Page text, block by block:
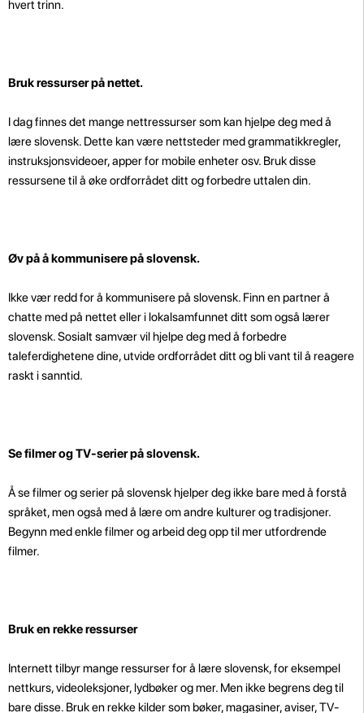
hvert trinn.
Bruk ressurser på nettet.
I dag finnes det mange nettressurser som kan hjelpe deg med å
lære slovensk. Dette kan være nettsteder med grammatikkregler,
instruksjonsvideoer, apper for mobile enheter osv. Bruk disse
ressursene til å øke ordforrådet ditt og forbedre uttalen din.
Øv på å kommunisere på slovensk.
Ikke vær redd for å kommunisere på slovensk. Finn en partner å
chatte med på nettet eller i lokalsamfunnet ditt som også lærer
slovensk. Sosialt samvær vil hjelpe deg med å forbedre
taleferdighetene dine, utvide ordforrådet ditt og bli vant til å reagere
raskt i sanntid.
Se filmer og TV-serier på slovensk.
Å se filmer og serier på slovensk hjelper deg ikke bare med å forstå
språket, men også med å lære om andre kulturer og tradisjoner.
Begynn med enkle filmer og arbeid deg opp til mer utfordrende
filmer.
Bruk en rekke ressurser
Internett tilbyr mange ressurser for å lære slovensk, for eksempel
nettkurs, videoleksjoner, lydbøker og mer. Men ikke begrens deg til
bare disse. Bruk en rekke kilder som bøker, magasiner, aviser, TV-